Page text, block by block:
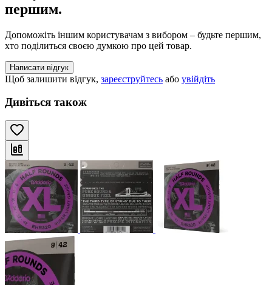
першим.
Допоможіть іншим користувачам з вибором – будьте першим,
хто поділиться своєю думкою про цей товар.
Написати відгук
Щоб залишити відгук, зареєструйтесь або увійдіть
Дивіться також